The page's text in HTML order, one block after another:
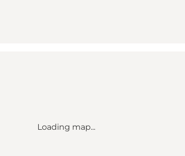
Loading map...